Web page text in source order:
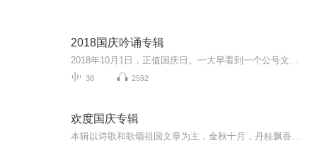
2018国庆吟诵专辑
38 2592
欢度国庆专辑